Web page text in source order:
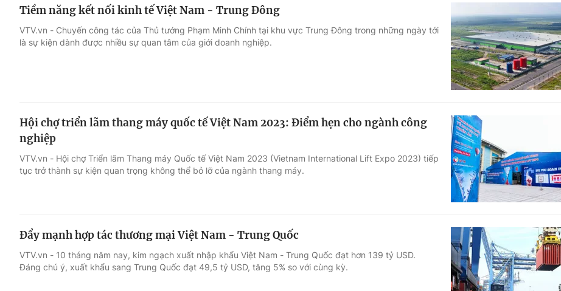
Tiềm năng kết nối kinh tế Việt Nam - Trung Đông
VTV.vn - Chuyến công tác của Thủ tướng Phạm Minh Chính tại khu vực Trung Đông trong những ngày tới
là sự kiện dành được nhiều sự quan tâm của giới doanh nghiệp.
Hội chợ triển lãm thang máy quốc tế Việt Nam 2023: Điểm hẹn cho ngành công
nghiệp
VTV.vn - Hội chợ Triển lãm Thang máy Quốc tế Việt Nam 2023 (Vietnam International Lift Expo 2023) tiếp
tục trở thành sự kiện quan trọng không thể bỏ lỡ của ngành thang máy.
Đẩy mạnh hợp tác thương mại Việt Nam - Trung Quốc
VTV.vn - 10 tháng năm nay, kim ngạch xuất nhập khẩu Việt Nam - Trung Quốc đạt hơn 139 tỷ USD.
Đáng chú ý, xuất khẩu sang Trung Quốc đạt 49,5 tỷ USD, tăng 5% so với cùng kỳ.